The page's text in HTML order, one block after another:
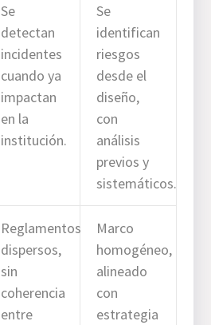
Se
detectan
incidentes
cuando ya
impactan
en la
institución.
Se
identifican
riesgos
desde el
diseño,
con
análisis
previos y
sistemáticos.
Reglamentos
dispersos,
sin
coherencia
entre
Marco
homogéneo,
alineado
con
estrategia